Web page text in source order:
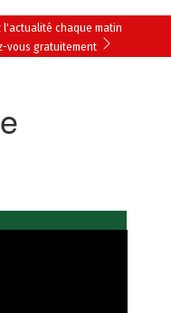
l'actualité chaque matin
vous gratuitement